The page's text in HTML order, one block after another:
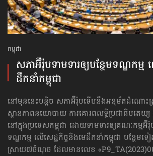
កម្ពុជា
សភាអ៊ឺរ៉ុបទាមទារ​ឲ្យបន្ថែម​ទណ្ឌកម្ម
ដឹកនាំកម្ពុជា
នៅមុននេះបន្តិច សភាអ៊ឺរ៉ុបទើបនឹងអនុម័តដំណោ
ស្ថានភាពនយោបាយ ការគោរព​លទ្ធិ​ប្រជាធិបតេយ្
នៅក្នុងប្រទេសកម្ពុជា ដោយទាមទារឲ្យគណៈកម្មអ៊ឺ
ទណ្ឌកម្ម លើសេដ្ឋកិច្ច​និងមេដឹកនាំកម្ពុជា បន្ថែម
ស្រាយ៧ចំណុច ដែលមានលេខ